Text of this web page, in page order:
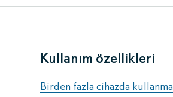
Kullanım özellikleri
Birden fazla cihazda kullanma